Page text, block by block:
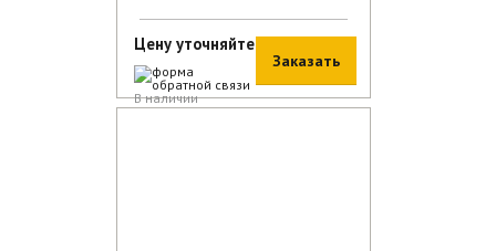
Цену уточняйте
В наличии
Заказать